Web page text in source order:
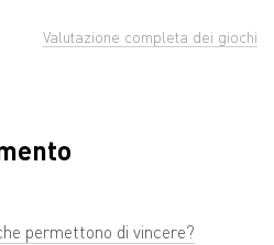
Valutazione completa dei giochi
permettono di vincere?